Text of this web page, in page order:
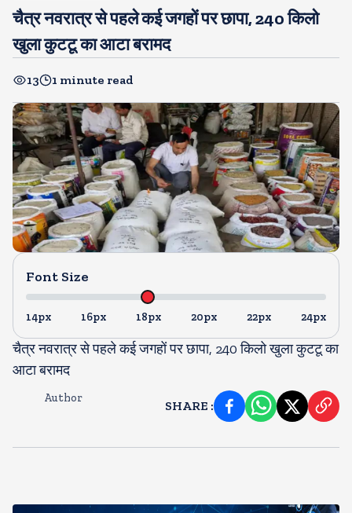
चैत्र नवरात्र से पहले कई जगहों पर छापा, 240 किलो
खुला कुटटू का आटा बरामद
13 1 minute read
Font Size
14px 16px 18px 20px 22px 24px
चैत्र नवरात्र से पहले कई जगहों पर छापा, 240 किलो खुला कुटटू का
आटा बरामद
Author
SHARE :